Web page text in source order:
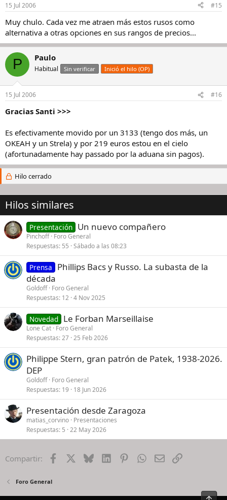
15 Jul 2006 #15
Muy chulo. Cada vez me atraen más estos rusos como
alternativa a otras opciones en sus rangos de precios...
P Paulo
Habitual Sin verificar Inició el hilo (OP)
15 Jul 2006 #16
Gracias Santi >>>
Es efectivamente movido por un 3133 (tengo dos más, un
OKEAH y un Strela) y por 219 euros estou en el cielo
(afortunadamente hay passado por la aduana sin pagos).
Hilo cerrado
Hilos similares
Presentación Un nuevo compañero
Pinchoff Foro General
Respuestas 55 Sábado a las 08:23
Prensa
Phillips Bacs y Russo. La subasta de la
década
Goldoff Foro General
Respuestas 12 4 Nov 2025
Novedad Le Forban Marseillaise
Lone Cat Foro General
Respuestas 27 25 Feb 2026
Philippe Stern, gran patrón de Patek, 1938-2026.
DEP
Goldoff Foro General
Respuestas 19 18 Jun 2026
Presentación desde Zaragoza
matias_corvino Presentaciones
Respuestas 5 22 May 2026
Compartir: Facebook BlueskyLinkedInPinterestWhatsApp
EmailEnlace
Foro General